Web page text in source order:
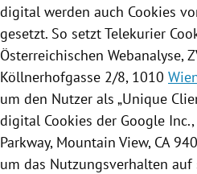
digital werden auch Cookies
gesetzt. So setzt Telekurier
Österreichischen Webanalyse,
Köllnerhofgasse 2/8, 1010
um den Nutzer als „Unique
digital Cookies der Google
Parkway, Mountain View, CA
um das Nutzungsverhalten